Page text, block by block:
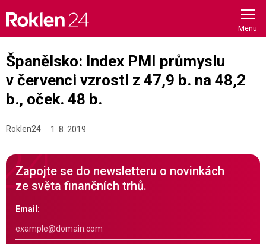
content
Španělsko: Index PMI průmyslu
v červenci vzrostl z 47,9 b. na 48,2
b., oček. 48 b.
Roklen24 1. 8. 2019
Zapojte se do newsletteru o novinkách
ze světa finančních trhů.
Email: